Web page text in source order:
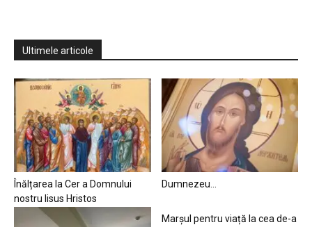
Ultimele articole
Înălțarea la Cer a Domnului
nostru Iisus Hristos
Dumnezeu…
Marșul pentru viață la cea de-a